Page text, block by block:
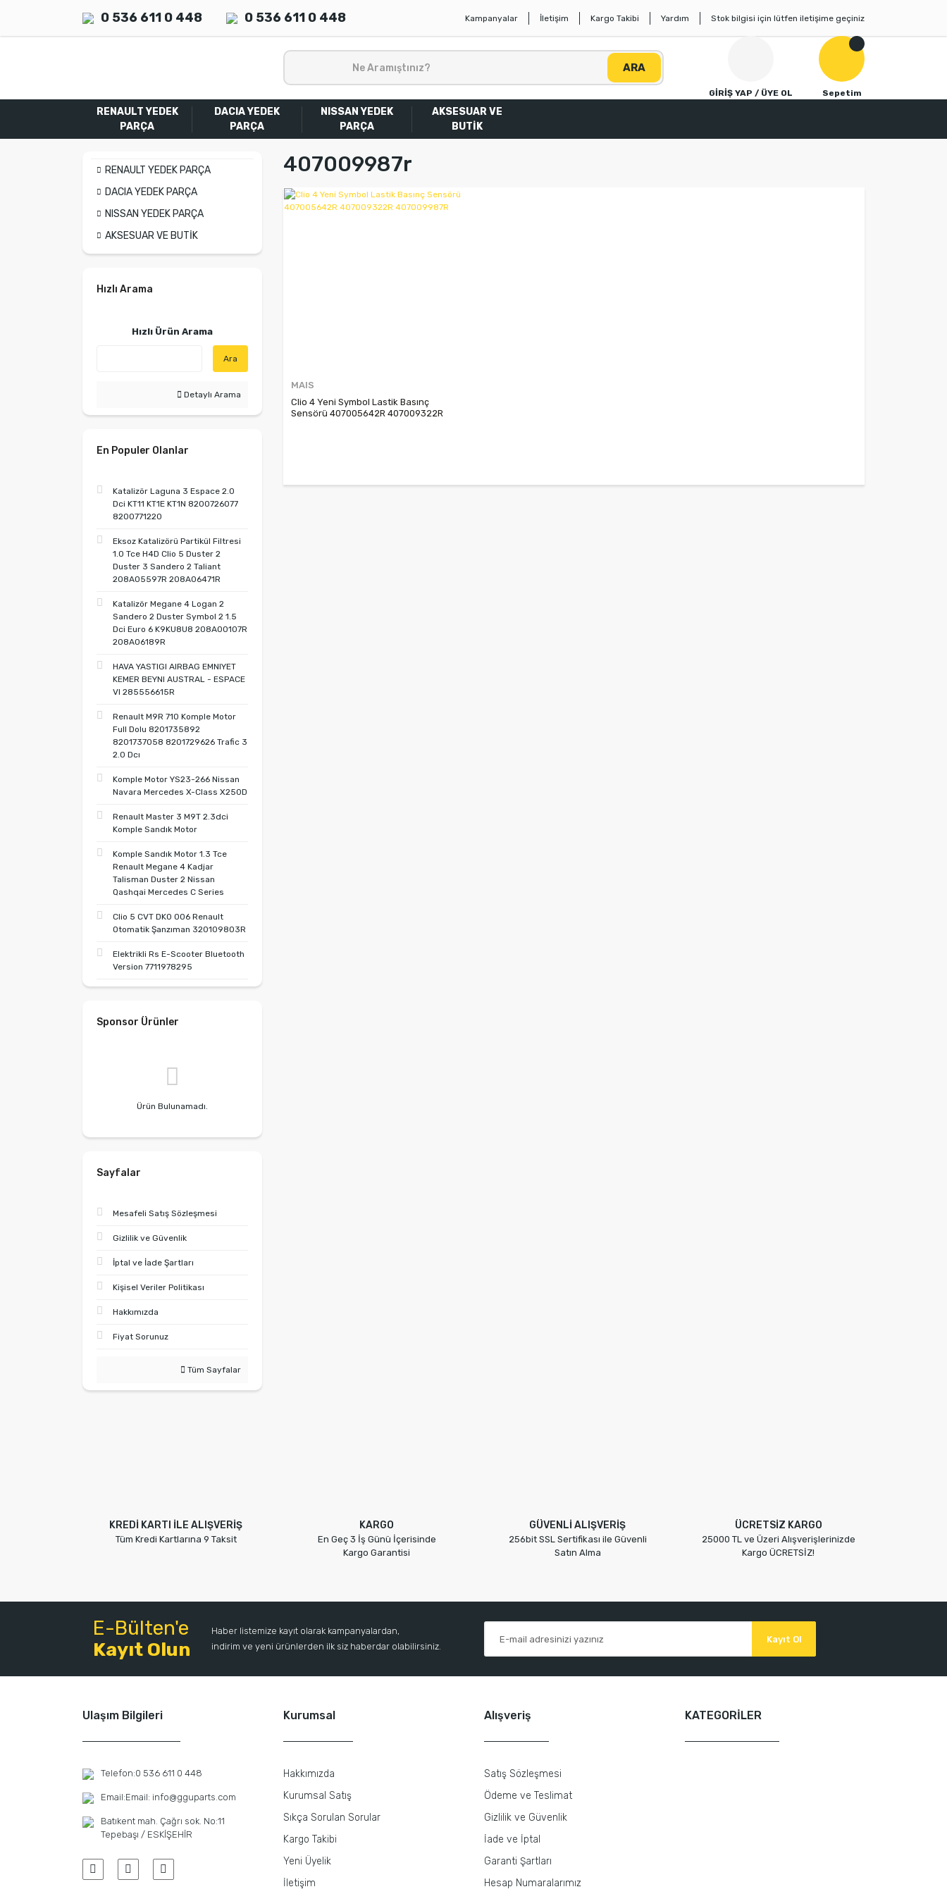
0 536 611 0 448 0 536 611 0 448 Kampanyalar İletişim Kargo Takibi Yardım Stok bilgisi için lütfen iletişime geçiniz
ARA
GİRİŞ YAP / ÜYE OL Sepetim
RENAULT YEDEK
PARÇA
DACIA YEDEK
PARÇA
NISSAN YEDEK
PARÇA
AKSESUAR VE
BUTİK
RENAULT YEDEK PARÇA
DACIA YEDEK PARÇA
NISSAN YEDEK PARÇA
AKSESUAR VE BUTİK
Hızlı Arama
Hızlı Ürün Arama
Ara
Detaylı Arama
En Populer Olanlar
Katalizör Laguna 3 Espace 2.0
Dci KT11 KT1E KT1N 8200726077
8200771220
Eksoz Katalizörü Partikül Filtresi
1.0 Tce H4D Clio 5 Duster 2
Duster 3 Sandero 2 Taliant
208A05597R 208A06471R
Katalizör Megane 4 Logan 2
Sandero 2 Duster Symbol 2 1.5
Dci Euro 6 K9KU8U8 208A00107R
208A06189R
HAVA YASTIGI AIRBAG EMNIYET
KEMER BEYNI AUSTRAL - ESPACE
VI 285556615R
Renault M9R 710 Komple Motor
Full Dolu 8201735892
8201737058 8201729626 Trafic 3
2.0 Dcı
Komple Motor YS23-266 Nissan
Navara Mercedes X-Class X250D
Renault Master 3 M9T 2.3dci
Komple Sandık Motor
Komple Sandık Motor 1.3 Tce
Renault Megane 4 Kadjar
Talisman Duster 2 Nissan
Qashqai Mercedes C Series
Clio 5 CVT DK0 006 Renault
Otomatik Şanzıman 320109803R
Elektrikli Rs E-Scooter Bluetooth
Version 7711978295
Sponsor Ürünler
Ürün Bulunamadı.
Sayfalar
Mesafeli Satış Sözleşmesi
Gizlilik ve Güvenlik
İptal ve İade Şartları
Kişisel Veriler Politikası
Hakkımızda
Fiyat Sorunuz
Tüm Sayfalar
407009987r
MAIS
Clio 4 Yeni Symbol Lastik Basınç
Sensörü 407005642R 407009322R
KREDİ KARTI İLE ALIŞVERİŞ
Tüm Kredi Kartlarına 9 Taksit
KARGO
En Geç 3 İş Günü İçerisinde
Kargo Garantisi
GÜVENLİ ALIŞVERİŞ
256bit SSL Sertifikası ile Güvenli
Satın Alma
ÜCRETSİZ KARGO
25000 TL ve Üzeri Alışverişlerinizde
Kargo ÜCRETSİZ!
E-Bülten'e
Kayıt Olun
Haber listemize kayıt olarak kampanyalardan,
indirim ve yeni ürünlerden ilk siz haberdar olabilirsiniz.
Kayıt Ol
Ulaşım Bilgileri
Telefon:0 536 611 0 448
Email:Email: info@gguparts.com
Batıkent mah. Çağrı sok. No:11
Tepebaşı / ESKİŞEHİR
Kurumsal
Hakkımızda
Kurumsal Satış
Sıkça Sorulan Sorular
Kargo Takibi
Yeni Üyelik
İletişim
Alışveriş
Satış Sözleşmesi
Ödeme ve Teslimat
Gizlilik ve Güvenlik
İade ve İptal
Garanti Şartları
Hesap Numaralarımız
KATEGORİLER